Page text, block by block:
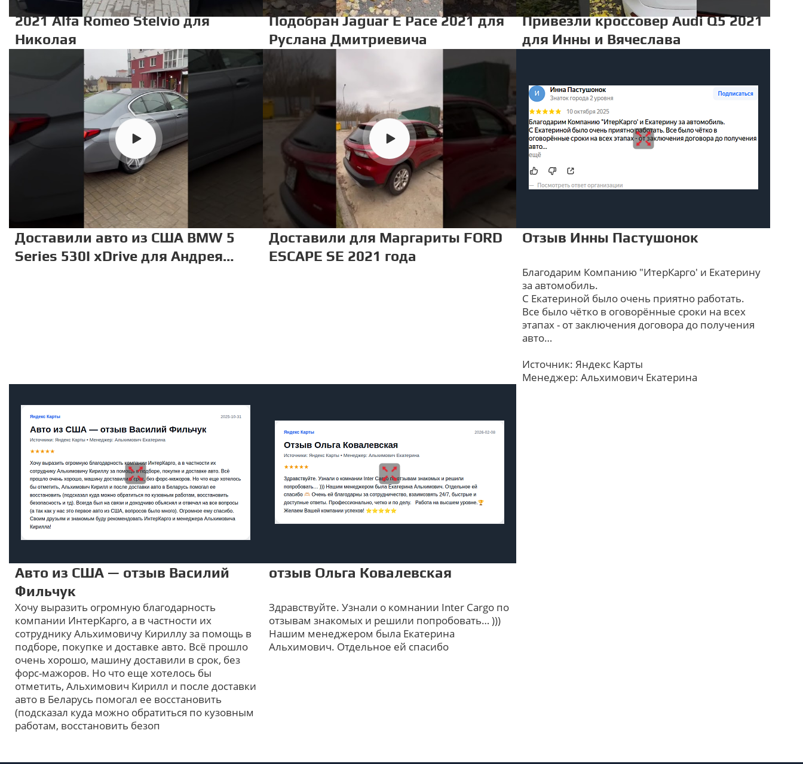
2021 Alfa Romeo Stelvio для
Николая
Подобран Jaguar E Pace 2021 для
Руслана Дмитриевича
Привезли кроссовер Audi Q5 2021
для Инны и Вячеслава
Доставили авто из США BMW 5
Series 530I xDrive для Андрея
Доставили для Маргариты FORD
ESCAPE SE 2021 года
Отзыв Инны Пастушонок
Благодарим Компанию "ИтерКарго' и Екатерину
за автомобиль.
С Екатериной было очень приятно работать.
Все было чётко в оговорённые сроки на всех
этапах - от заключения договора до получения
авто…
Источник: Яндекс Карты
Менеджер: Альхимович Екатерина
Авто из США — отзыв Василий
Фильчук
Хочу выразить огромную благодарность
компании ИнтерКарго, а в частности их
сотруднику Альхимовичу Кириллу за помощь в
подборе, покупке и доставке авто. Всё прошло
очень хорошо, машину доставили в срок, без
форс-мажоров. Но что еще хотелось бы
отметить, Альхимович Кирилл и после доставки
авто в Беларусь помогал ее восстановить
(подсказал куда можно обратиться по кузовным
работам, восстановить безоп
отзыв Ольга Ковалевская
Здравствуйте. Узнали о комнании Inter Cargo по
отзывам знакомых и решили попробовать… )))
Нашим менеджером была Екатерина
Альхимович. Отдельное ей спасибо